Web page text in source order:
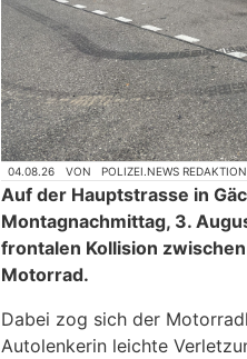
04.08.26 VON POLIZEI.NEWS REDAKTION
Auf der Hauptstrasse in
Montagnachmittag, 3.
frontalen Kollision
Motorrad.
Dabei zog sich der
Autolenkerin leichte